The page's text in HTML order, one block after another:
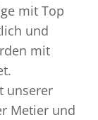
mit Top
und
mit
unserer
Metier und